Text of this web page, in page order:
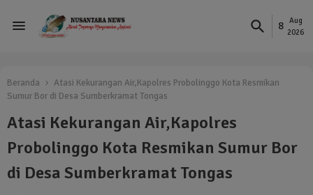
8
Aug
2026
Beranda
Atasi Kekurangan Air,Kapolres Probolinggo Kota Resmikan
Sumur Bor di Desa Sumberkramat Tongas
Atasi Kekurangan Air,Kapolres
Probolinggo Kota Resmikan Sumur Bor
di Desa Sumberkramat Tongas